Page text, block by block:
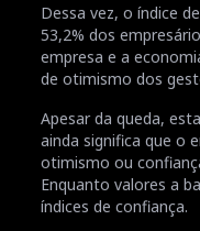
Dessa vez, o índice
53,2% dos
empresa e a
de otimismo dos
Apesar da queda,
ainda significa que o
otimismo ou
Enquanto valores a
índices de confiança.